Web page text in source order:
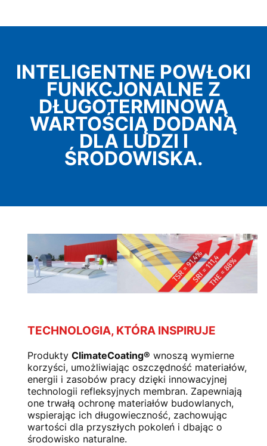
INTELIGENTNE POWŁOKI
FUNKCJONALNE Z
DŁUGOTERMINOWĄ
WARTOŚCIĄ DODANĄ
DLA LUDZI I
ŚRODOWISKA.
TECHNOLOGIA, KTÓRA INSPIRUJE
Produkty ClimateCoating® wnoszą wymierne
korzyści, umożliwiając oszczędność materiałów,
energii i zasobów pracy dzięki innowacyjnej
technologii refleksyjnych membran. Zapewniają
one trwałą ochronę materiałów budowlanych,
wspierając ich długowieczność, zachowując
wartości dla przyszłych pokoleń i dbając o
środowisko naturalne.